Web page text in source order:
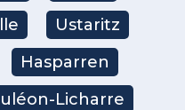
Ustaritz
Hasparren
Licharre